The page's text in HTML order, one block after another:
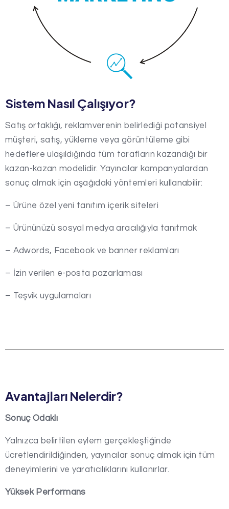
Sistem Nasıl Çalışıyor?
Satış ortaklığı, reklamverenin belirlediği potansiyel
müşteri, satış, yükleme veya görüntüleme gibi
hedeflere ulaşıldığında tüm tarafların kazandığı bir
kazan-kazan modelidir. Yayıncılar kampanyalardan
sonuç almak için aşağıdaki yöntemleri kullanabilir:
– Ürüne özel yeni tanıtım içerik siteleri
– Ürününüzü sosyal medya aracılığıyla tanıtmak
– Adwords, Facebook ve banner reklamları
– İzin verilen e-posta pazarlaması
– Teşvik uygulamaları
Avantajları Nelerdir?
Sonuç Odaklı
Yalnızca belirtilen eylem gerçekleştiğinde
ücretlendirildiğinden, yayıncılar sonuç almak için tüm
deneyimlerini ve yaratıcılıklarını kullanırlar.
Yüksek Performans